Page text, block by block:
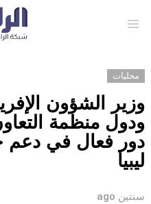
محليات
وزير الشؤون
ودول منظمة
دور فعال في دعم
ليبيا
سنتين ago